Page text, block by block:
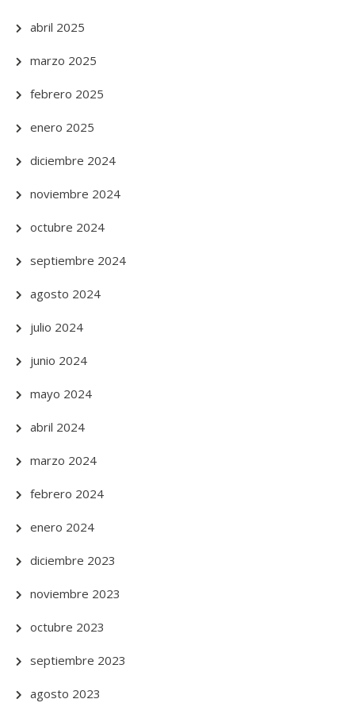
abril 2025
marzo 2025
febrero 2025
enero 2025
diciembre 2024
noviembre 2024
octubre 2024
septiembre 2024
agosto 2024
julio 2024
junio 2024
mayo 2024
abril 2024
marzo 2024
febrero 2024
enero 2024
diciembre 2023
noviembre 2023
octubre 2023
septiembre 2023
agosto 2023